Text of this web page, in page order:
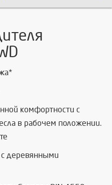
комфортности с
в рабочем положении.
с деревянными